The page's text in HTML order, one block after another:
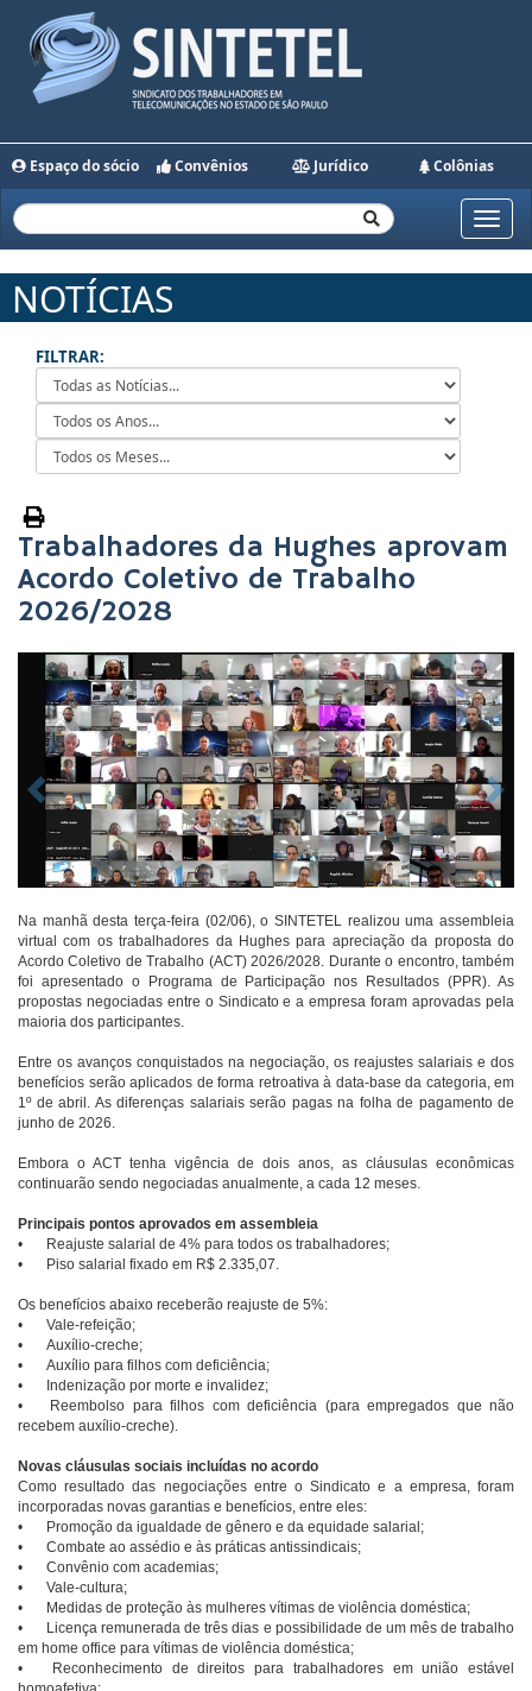
Espaço do sócio Convênios Jurídico Colônias
Toggle
NOTÍCIAS
FILTRAR:
Trabalhadores da Hughes aprovam
Acordo Coletivo de Trabalho
2026/2028
Na manhã desta terça-feira (02/06), o SINTETEL realizou uma assembleia
virtual com os trabalhadores da Hughes para apreciação da proposta do
Acordo Coletivo de Trabalho (ACT) 2026/2028. Durante o encontro, também
foi apresentado o Programa de Participação nos Resultados (PPR). As
propostas negociadas entre o Sindicato e a empresa foram aprovadas pela
maioria dos participantes.
Entre os avanços conquistados na negociação, os reajustes salariais e dos
benefícios serão aplicados de forma retroativa à data-base da categoria, em
1º de abril. As diferenças salariais serão pagas na folha de pagamento de
junho de 2026.
Embora o ACT tenha vigência de dois anos, as cláusulas econômicas
continuarão sendo negociadas anualmente, a cada 12 meses.
Principais pontos aprovados em assembleia
•
Reajuste salarial de 4% para todos os trabalhadores;
•
Piso salarial fixado em R$ 2.335,07.
Os benefícios abaixo receberão reajuste de 5%:
•
Vale-refeição;
•
Auxílio-creche;
•
Auxílio para filhos com deficiência;
•
Indenização por morte e invalidez;
•
Reembolso para filhos com deficiência (para empregados que não
recebem auxílio-creche).
Novas cláusulas sociais incluídas no acordo
Como resultado das negociações entre o Sindicato e a empresa, foram
incorporadas novas garantias e benefícios, entre eles:
•
Promoção da igualdade de gênero e da equidade salarial;
•
Combate ao assédio e às práticas antissindicais;
•
Convênio com academias;
•
Vale-cultura;
•
Medidas de proteção às mulheres vítimas de violência doméstica;
•
Licença remunerada de três dias e possibilidade de um mês de trabalho
em home office para vítimas de violência doméstica;
•
Reconhecimento de direitos para trabalhadores em união estável